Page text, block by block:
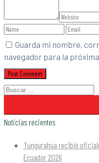
Guarda mi nombre,
navegador para la
Noticias recientes
Tungurahua recibió
Ecuador 2026